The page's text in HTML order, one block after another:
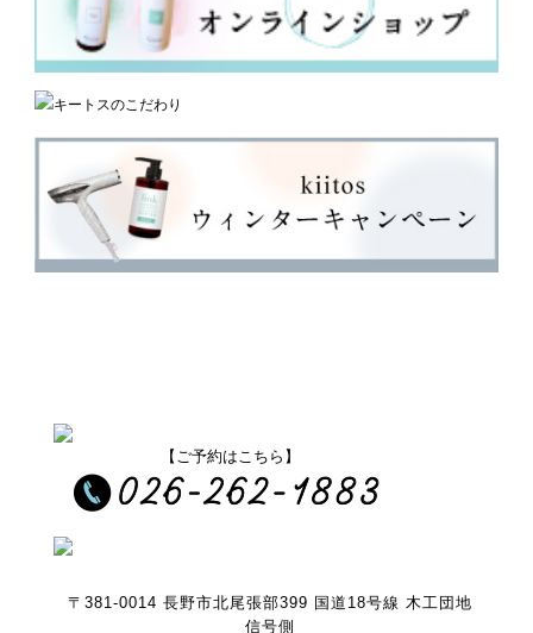
【ご予約はこちら】
〒381-0014 長野市北尾張部399 国道18号線 木工団地
信号側